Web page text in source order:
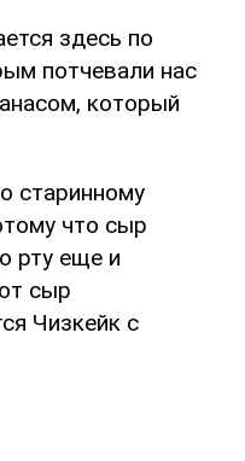
здесь по
потчевали нас
который
старинному
что сыр
рту еще и
сыр
Чизкейк с